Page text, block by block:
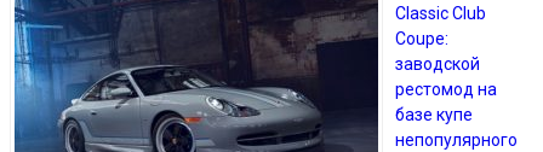
Classic Club
Coupe:
заводской
рестомод на
базе купе
непопулярного